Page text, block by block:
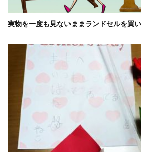
実物を一度も見ないままランドセルを買